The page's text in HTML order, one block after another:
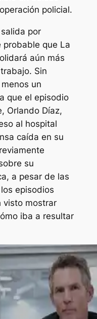
policial.
por
probable que La
aún más
Sin
un
que el episodio
Orlando Díaz,
al hospital
caída en su
su
a pesar de las
episodios
visto mostrar
iba a resultar